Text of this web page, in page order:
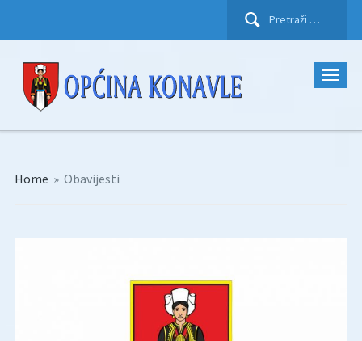
Pretraži:
Home » Obavijesti